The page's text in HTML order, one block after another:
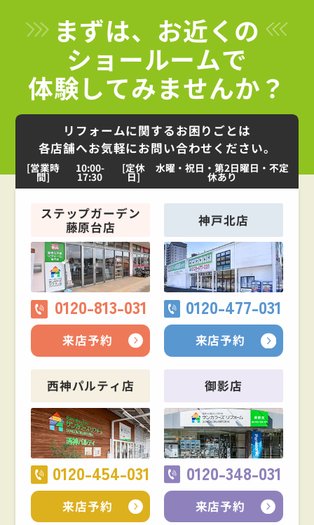
まずは、お近くの
ショールームで
体験してみませんか？
リフォームに関するお困りごとは
各店舗へお気軽にお問い合わせください。
[営業時
間]
10:00-
17:30
[定休
日]
水曜・祝日・第2日曜日・不定
休あり
ステップガーデン
藤原台店
0120-813-031
来店予約
神戸北店
0120-477-031
来店予約
西神パルティ店
0120-454-031
来店予約
御影店
0120-348-031
来店予約